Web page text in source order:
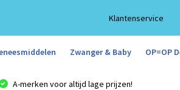
Klantenservice
Zwanger & Baby OP=OP
A-merken voor altijd lage prijzen!